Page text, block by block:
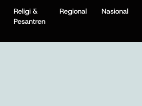
Religi &
Pesantren
Regional Nasional